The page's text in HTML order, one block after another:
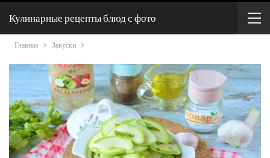
Кулинарные рецепты блюд с фото
Главная Закуски